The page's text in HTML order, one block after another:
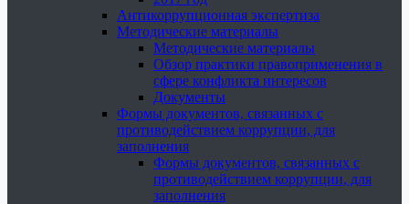
Антикоррупционная экспертиза
Методические материалы
Методические материалы
Обзор практики правоприменения в
сфере конфликта интересов
Документы
Формы документов, связанных с
противодействием коррупции, для
заполнения
Формы документов, связанных с
противодействием коррупции, для
заполнения